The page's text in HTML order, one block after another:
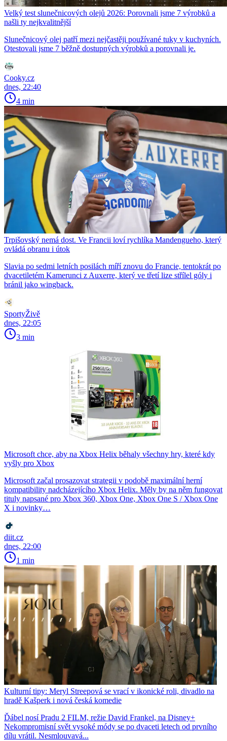
Velký test slunečnicových olejů 2026: Porovnali jsme 7 výrobků a
našli ty nejkvalitnější
Slunečnicový olej patří mezi nejčastěji používané tuky v kuchyních.
Otestovali jsme 7 běžně dostupných výrobků a porovnali je.
Cooky.cz
dnes, 22:40
4 min
Trpišovský nemá dost. Ve Francii loví rychlíka Mandengueho, který
ovládá obranu i útok
Slavia po sedmi letních posilách míří znovu do Francie, tentokrát po
dvacetiletém Kamerunci z Auxerre, který ve třetí lize střílel góly i
bránil jako wingback.
SportyŽivě
dnes, 22:05
3 min
Microsoft chce, aby na Xbox Helix běhaly všechny hry, které kdy
vyšly pro Xbox
Microsoft začal prosazovat strategii v podobě maximální herní
kompatibility nadcházejícího Xbox Helix. Měly by na něm fungovat
tituly napsané pro Xbox 360, Xbox One, Xbox One S / Xbox One
X i novinky…
diit.cz
dnes, 22:00
1 min
Kulturní tipy: Meryl Streepová se vrací v ikonické roli, divadlo na
hradě Kašperk i nová česká komedie
Ďábel nosí Pradu 2 FILM, režie David Frankel, na Disney+
Nekompromisní svět vysoké módy se po dvaceti letech od prvního
dílu vrátil. Nesmlouvavá...